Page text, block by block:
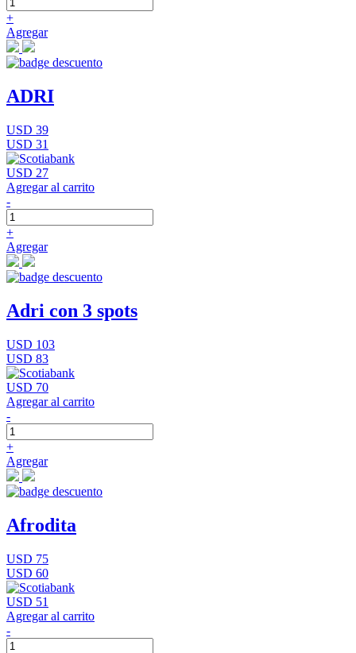
+
Agregar
ADRI
USD 39
USD 31
USD 27
Agregar al carrito
-
+
Agregar
Adri con 3 spots
USD 103
USD 83
USD 70
Agregar al carrito
-
+
Agregar
Afrodita
USD 75
USD 60
USD 51
Agregar al carrito
-